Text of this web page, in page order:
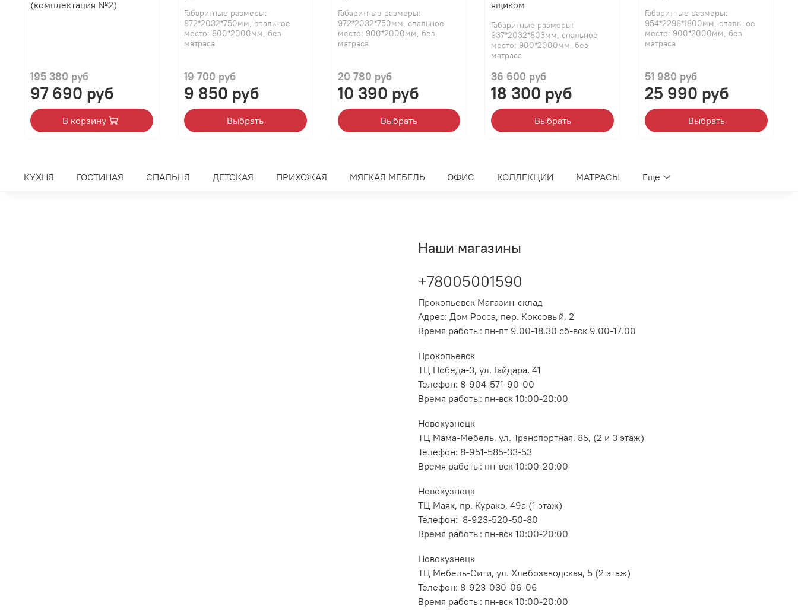
(комплектация №2)
195 380 руб
97 690 руб
В корзину
Габаритные размеры:
872*2032*750мм, спальное
место: 800*2000мм, без
матраса
19 700 руб
9 850 руб
Выбрать
Габаритные размеры:
972*2032*750мм, спальное
место: 900*2000мм, без
матраса
20 780 руб
10 390 руб
Выбрать
ящиком
Габаритные размеры:
937*2032*803мм, спальное
место: 900*2000мм, без
матраса
36 600 руб
18 300 руб
Выбрать
Габаритные размеры:
954*2296*1800мм, спальное
место: 900*2000мм, без
матраса
51 980 руб
25 990 руб
Выбрать
КУХНЯ ГОСТИНАЯ СПАЛЬНЯ ДЕТСКАЯ ПРИХОЖАЯ МЯГКАЯ МЕБЕЛЬ ОФИС КОЛЛЕКЦИИ МАТРАСЫ Еще
Наши магазины
+78005001590
Прокопьевск Магазин-склад
Адрес: Дом Росса, пер. Коксовый, 2
Время работы: пн-пт 9.00-18.30 сб-вск 9.00-17.00
Прокопьевск
ТЦ Победа-3, ул. Гайдара, 41
Телефон: 8-904-571-90-00
Время работы: пн-вск 10:00-20:00
Новокузнецк
ТЦ Мама-Мебель, ул. Транспортная, 85, (2 и 3 этаж)
Телефон: 8-951-585-33-53
Время работы: пн-вск 10:00-20:00
Новокузнецк
ТЦ Маяк, пр. Курако, 49а (1 этаж)
Телефон: 8-923-520-50-80
Время работы: пн-вск 10:00-20:00
Новокузнецк
ТЦ Мебель-Сити, ул. Хлебозаводская, 5 (2 этаж)
Телефон: 8-923-030-06-06
Время работы: пн-вск 10:00-20:00